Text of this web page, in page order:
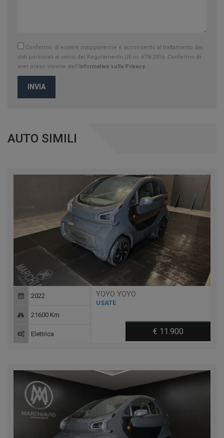
Confermo di essere maggiorenne e acconsento al trattamento dei
dati personali ai sensi del Regolamento UE nr. 679/2016. Confermo di
aver preso visione dell’ Informativa sulla Privacy.
INVIA
AUTO SIMILI
YOYO YOYO
USATE
€ 11.900
2022
21600 Km
Elettrica